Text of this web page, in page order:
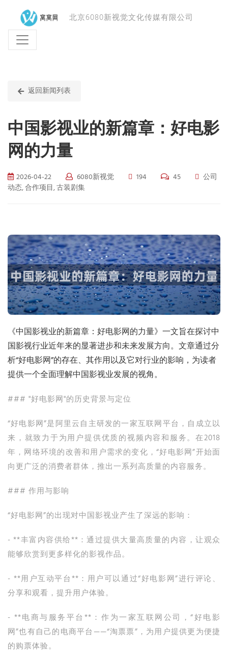
北京6080新视觉文化传媒有限公司
返回新闻列表
中国影视业的新篇章：好电影
网的力量
2026-04-22 6080新视觉 194 45
公司
动态, 合作项目, 古装剧集
《中国影视业的新篇章：好电影网的力量》一文旨在探讨中
国影视行业近年来的显著进步和未来发展方向。文章通过分
析“好电影网”的存在、其作用以及它对行业的影响，为读者
提供一个全面理解中国影视业发展的视角。
### "好电影网"的历史背景与定位
“好电影网”是阿里云自主研发的一家互联网平台，自成立以
来，就致力于为用户提供优质的视频内容和服务。在2018
年，网络环境的改善和用户需求的变化，“好电影网”开始面
向更广泛的消费者群体，推出一系列高质量的内容服务。
### 作用与影响
“好电影网”的出现对中国影视业产生了深远的影响：
- **丰富内容供给**：通过提供大量高质量的内容，让观众
能够欣赏到更多样化的影视作品。
- **用户互动平台**：用户可以通过“好电影网”进行评论、
分享和观看，提升用户体验。
- **电商与服务平台**：作为一家互联网公司，“好电影
网”也有自己的电商平台——“淘票票”，为用户提供更为便捷
的购票体验。